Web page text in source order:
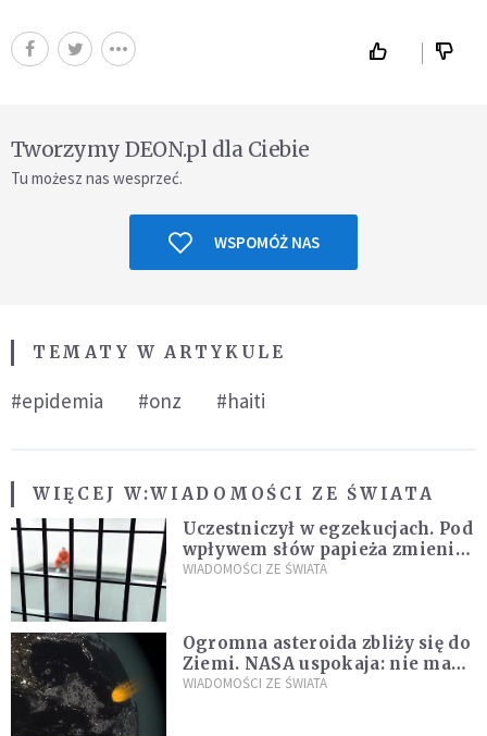
Tworzymy DEON.pl dla Ciebie
Tu możesz nas wesprzeć.
WSPOMÓŻ NAS
TEMATY W ARTYKULE
#epidemia #onz #haiti
WIĘCEJ W:WIADOMOŚCI ZE ŚWIATA
Uczestniczył w egzekucjach. Pod
wpływem słów papieża zmienił
zdanie
WIADOMOŚCI ZE ŚWIATA
Ogromna asteroida zbliży się do
Ziemi. NASA uspokaja: nie ma
zagrożenia
WIADOMOŚCI ZE ŚWIATA